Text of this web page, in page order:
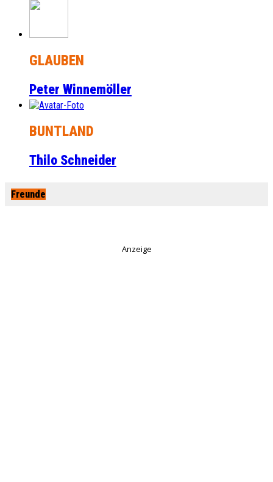
GLAUBEN
Peter Winnemöller
BUNTLAND
Thilo Schneider
Freunde
Anzeige